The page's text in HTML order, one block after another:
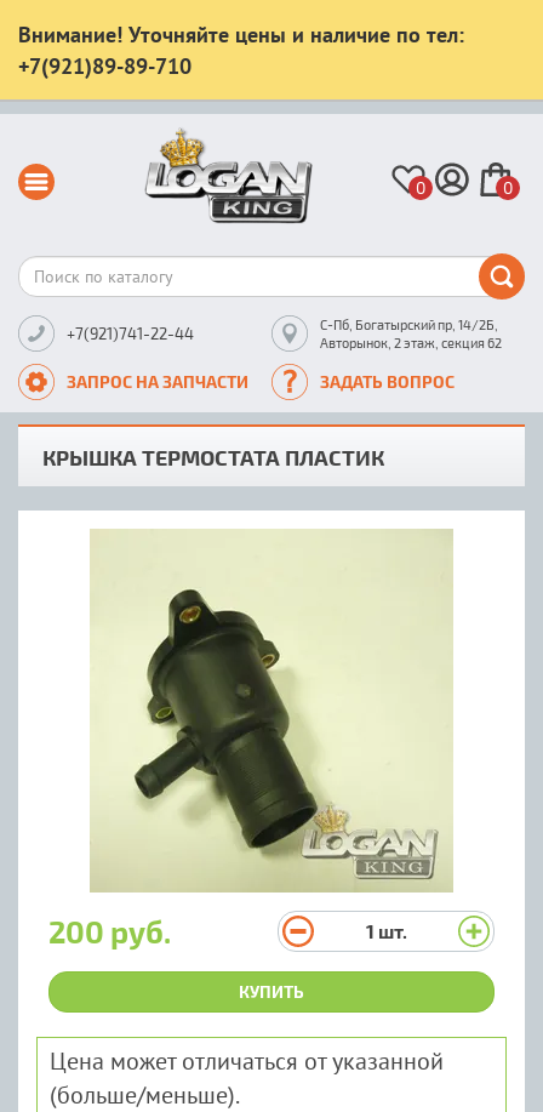
Внимание! Уточняйте цены и наличие по тел:
+7(921)89-89-710
0 0
+7(921)741-22-44
С-Пб, Богатырский пр, 14/2Б,
Авторынок, 2 этаж, секция 62
ЗАПРОС НА ЗАПЧАСТИ ЗАДАТЬ ВОПРОС
КРЫШКА ТЕРМОСТАТА ПЛАСТИК
200 руб. 1 шт.
КУПИТЬ
Цена может отличаться от указанной
(больше/меньше).